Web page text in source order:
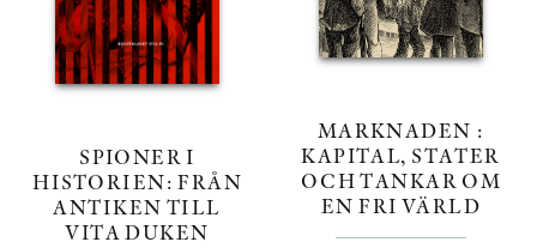
SPIONER I
HISTORIEN: FRÅN
ANTIKEN TILL
VITA DUKEN
MARKNADEN :
KAPITAL, STATER
OCH TANKAR OM
EN FRI VÄRLD